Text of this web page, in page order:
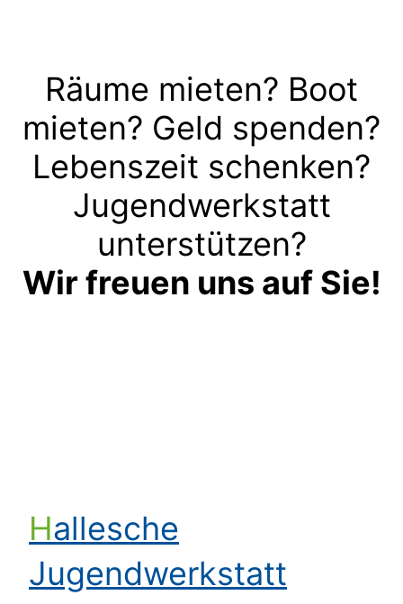
Räume mieten? Boot
mieten? Geld spenden?
Lebenszeit schenken?
Jugendwerkstatt
unterstützen?
Wir freuen uns auf Sie!
Hallesche
Jugendwerkstatt